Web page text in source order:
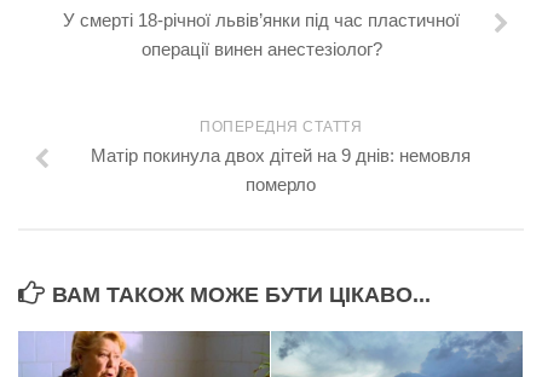
У смерті 18-річної львів’янки під час пластичної
операції винен анестезіолог?
ПОПЕРЕДНЯ СТАТТЯ
Матір покинула двох дітей на 9 днів: немовля
померло
ВАМ ТАКОЖ МОЖЕ БУТИ ЦІКАВО...